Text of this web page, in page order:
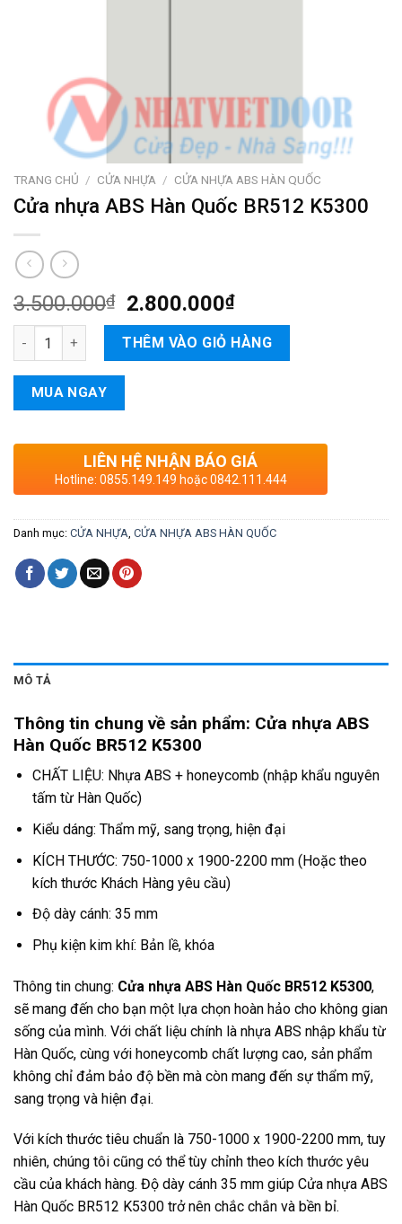
TRANG CHỦ / CỬA NHỰA / CỬA NHỰA ABS HÀN QUỐC
Cửa nhựa ABS Hàn Quốc BR512 K5300
3.500.000₫ 2.800.000₫
Cửa nhựa ABS Hàn Quốc BR512 K5300 số lượng
THÊM VÀO GIỎ HÀNG
MUA NGAY
LIÊN HỆ NHẬN BÁO GIÁ
Hotline: 0855.149.149 hoặc 0842.111.444
Danh mục: CỬA NHỰA CỬA NHỰA ABS HÀN QUỐC
MÔ TẢ
Thông tin chung về sản phẩm: Cửa nhựa ABS
Hàn Quốc BR512 K5300
CHẤT LIỆU: Nhựa ABS + honeycomb (nhập khẩu nguyên
tấm từ Hàn Quốc)
Kiểu dáng: Thẩm mỹ, sang trọng, hiện đại
KÍCH THƯỚC: 750-1000 x 1900-2200 mm (Hoặc theo
kích thước Khách Hàng yêu cầu)
Độ dày cánh: 35 mm
Phụ kiện kim khí: Bản lề, khóa
Thông tin chung: Cửa nhựa ABS Hàn Quốc BR512 K5300,
sẽ mang đến cho bạn một lựa chọn hoàn hảo cho không gian
sống của mình. Với chất liệu chính là nhựa ABS nhập khẩu từ
Hàn Quốc, cùng với honeycomb chất lượng cao, sản phẩm
không chỉ đảm bảo độ bền mà còn mang đến sự thẩm mỹ,
sang trọng và hiện đại.
Với kích thước tiêu chuẩn là 750-1000 x 1900-2200 mm, tuy
nhiên, chúng tôi cũng có thể tùy chỉnh theo kích thước yêu
cầu của khách hàng. Độ dày cánh 35 mm giúp Cửa nhựa ABS
Hàn Quốc BR512 K5300 trở nên chắc chắn và bền bỉ.